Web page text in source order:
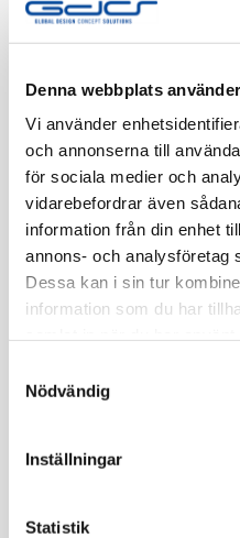
Denna webbplats
Vi använder
och annonserna till
för sociala medier och
vidarebefordrar även
information från din enhet
annons- och analysföretag
Dessa kan i sin tur
information som du har
Nödvändig
Inställningar
Statistik
Inslagningsdon
Inslagsdon för 10mm.
Artnr:
1605444
EAN-kod:
7394438501011
Tillv. Artnr:
750101
Finns i lager
Beskrivning
Specifikation